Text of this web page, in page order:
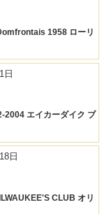
1958 ローリ
日
エイカーダイク ブ
日
CLUB オリ